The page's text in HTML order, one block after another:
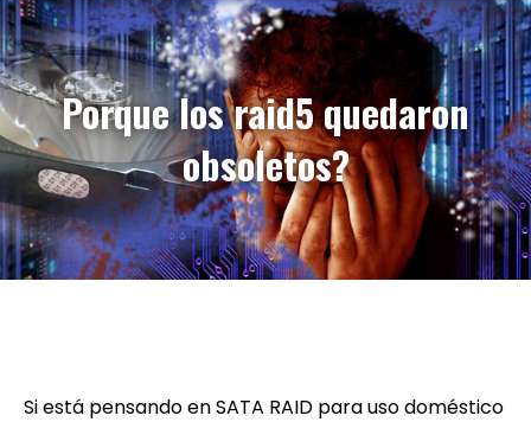
Porque los raid5 quedaron
obsoletos?
Si está pensando en SATA RAID para uso doméstico